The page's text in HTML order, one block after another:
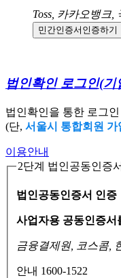
Toss, 카카오뱅크
민간인증서 인증하기
법인확인 로그인(기
법인확인을 통한 로그
(단, 서울시 통합회원 가
이용안내
2단계 법인공동인증
법인공동인증서 인증
사업자용 공동인증서
금융결제원, 코스콤,
안내 1600-1522